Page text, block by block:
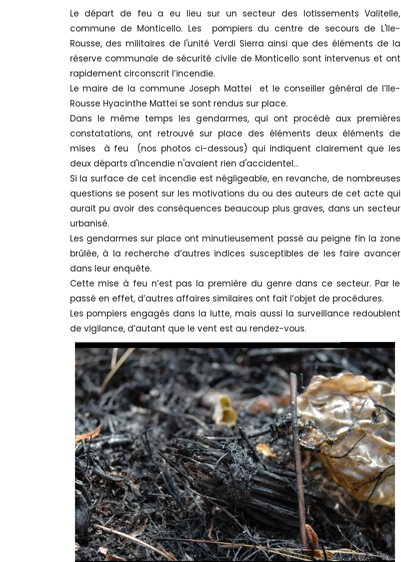
Le départ de feu a eu lieu sur un secteur des lotissements Valitelle,
commune de Monticello. Les pompiers du centre de secours de L'Ile-
Rousse, des militaires de l'unité Verdi Sierra ainsi que des éléments de la
réserve communale de sécurité civile de Monticello sont intervenus et ont
rapidement circonscrit l’incendie.
Le maire de la commune Joseph Mattei et le conseiller général de l’Ile-
Rousse Hyacinthe Mattei se sont rendus sur place.
Dans le même temps les gendarmes, qui ont procédé aux premières
constatations, ont retrouvé sur place des éléments deux éléments de
mises à feu (nos photos ci-dessous) qui indiquent clairement que les
deux départs d'incendie n'avaient rien d'accidentel…
Si la surface de cet incendie est négligeable, en revanche, de nombreuses
questions se posent sur les motivations du ou des auteurs de cet acte qui
aurait pu avoir des conséquences beaucoup plus graves, dans un secteur
urbanisé.
Les gendarmes sur place ont minutieusement passé au peigne fin la zone
brûlée, à la recherche d’autres indices susceptibles de les faire avancer
dans leur enquête.
Cette mise à feu n’est pas la première du genre dans ce secteur. Par le
passé en effet, d’autres affaires similaires ont fait l’objet de procédures.
Les pompiers engagés dans la lutte, mais aussi la surveillance redoublent
de vigilance, d’autant que le vent est au rendez-vous.